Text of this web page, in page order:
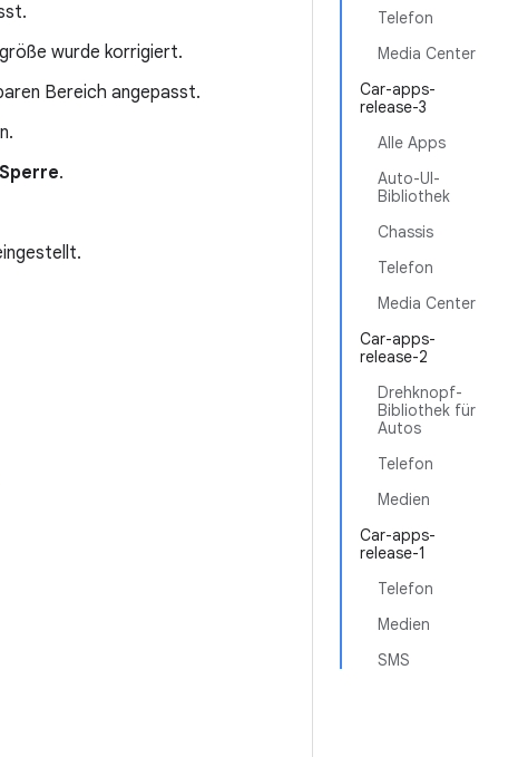
Telefon
Media Center
Car-apps-
release-3
Alle Apps
Auto-UI-
Bibliothek
Chassis
Telefon
Media Center
Car-apps-
release-2
Drehknopf-
Bibliothek für
Autos
Telefon
Medien
Car-apps-
release-1
Telefon
Medien
SMS
wurde korrigiert.
Bereich angepasst.
.